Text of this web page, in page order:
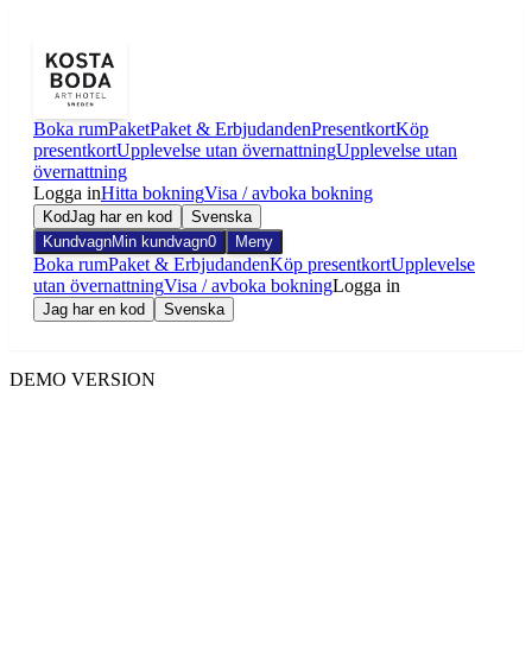
Boka rumPaketPaket & ErbjudandenPresentkortKöp
presentkortUpplevelse utan övernattningUpplevelse utan
övernattning
Logga inHitta bokningVisa / avboka bokning
KodJag har en kod
Svenska
KundvagnMin kundvagn0 Meny
Boka rumPaket & ErbjudandenKöp presentkortUpplevelse
utan övernattningVisa / avboka bokningLogga in
Jag har en kod Svenska
DEMO VERSION